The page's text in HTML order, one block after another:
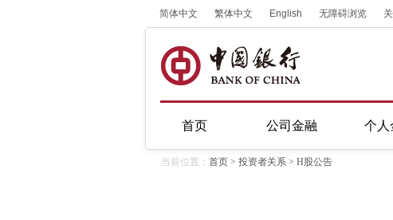
简体中文 繁体中文 English 无障碍浏览
首页 公司金融 个人
当前位置： 首页 > 投资者关系 > H股公告